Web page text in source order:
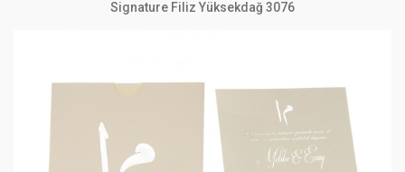
Signature Filiz Yüksekdağ 3076
Nişan Davetiyesi
Signature Filiz Yüksekdağ 3096